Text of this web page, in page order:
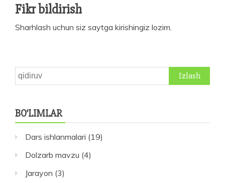
Fikr bildirish
Sharhlash uchun siz saytga kirishingiz lozim.
Qidirshish:
BO’LIMLAR
Dars ishlanmalari (19)
Dolzarb mavzu (4)
Jarayon (3)